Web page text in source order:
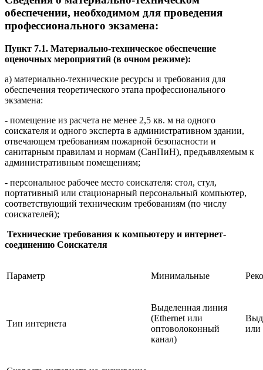
обеспечении, необходимом для проведения
профессионального экзамена:
Пункт 7.1. Материально-техническое обеспечение
оценочных мероприятий (в очном режиме):
а) материально-технические ресурсы и требования для
обеспечения теоретического этапа профессионального
экзамена:
- помещение из расчета не менее 2,5 кв. м на одного
соискателя и одного эксперта в административном здании,
отвечающем требованиям пожарной безопасности и
санитарным правилам и нормам (СанПиН), предъявляемым к
административным помещениям;
- персональное рабочее место соискателя: стол, стул,
портативный или стационарный персональный компьютер,
соответствующий техническим требованиям (по числу
соискателей);
Технические требования к компьютеру и интернет-
соединению Соискателя
Параметр Минимальные
Тип интернета
Выделенная линия
(Ethernet или
оптоволоконный
канал)
или